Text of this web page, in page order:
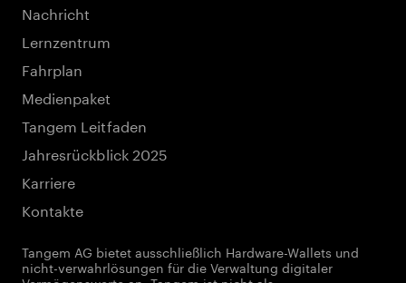
Nachricht
Lernzentrum
Fahrplan
Medienpaket
Tangem Leitfaden
Jahresrückblick 2025
Karriere
Kontakte
Tangem AG bietet ausschließlich Hardware-Wallets und
nicht-verwahrlösungen für die Verwaltung digitaler